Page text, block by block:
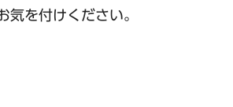
気を付けください。